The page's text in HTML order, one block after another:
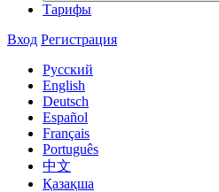
Тарифы
Вход Регистрация
Русский
English
Deutsch
Español
Français
Português
中文
Қазақша